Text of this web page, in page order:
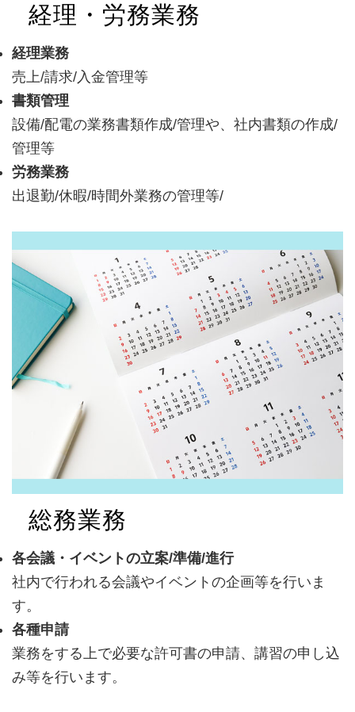
経理・労務業務
経理業務
売上/請求/入金管理等
書類管理
設備/配電の業務書類作成/管理や、社内書類の作成/
管理等
労務業務
出退勤/休暇/時間外業務の管理等/
総務業務
各会議・イベントの立案/準備/進行
社内で行われる会議やイベントの企画等を行いま
す。
各種申請
業務をする上で必要な許可書の申請、講習の申し込
み等を行います。